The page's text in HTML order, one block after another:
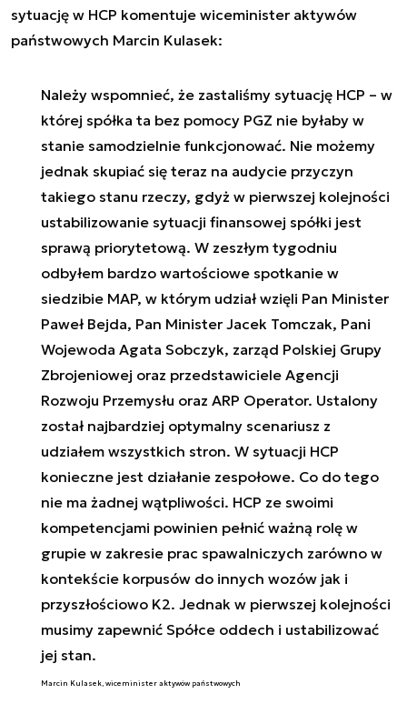
sytuację w HCP komentuje wiceminister aktywów
państwowych Marcin Kulasek:
Należy wspomnieć, że zastaliśmy sytuację HCP – w
której spółka ta bez pomocy PGZ nie byłaby w
stanie samodzielnie funkcjonować. Nie możemy
jednak skupiać się teraz na audycie przyczyn
takiego stanu rzeczy, gdyż w pierwszej kolejności
ustabilizowanie sytuacji finansowej spółki jest
sprawą priorytetową. W zeszłym tygodniu
odbyłem bardzo wartościowe spotkanie w
siedzibie MAP, w którym udział wzięli Pan Minister
Paweł Bejda, Pan Minister Jacek Tomczak, Pani
Wojewoda Agata Sobczyk, zarząd Polskiej Grupy
Zbrojeniowej oraz przedstawiciele Agencji
Rozwoju Przemysłu oraz ARP Operator. Ustalony
został najbardziej optymalny scenariusz z
udziałem wszystkich stron. W sytuacji HCP
konieczne jest działanie zespołowe. Co do tego
nie ma żadnej wątpliwości. HCP ze swoimi
kompetencjami powinien pełnić ważną rolę w
grupie w zakresie prac spawalniczych zarówno w
kontekście korpusów do innych wozów jak i
przyszłościowo K2. Jednak w pierwszej kolejności
musimy zapewnić Spółce oddech i ustabilizować
jej stan.
Marcin Kulasek, wiceminister aktywów państwowych